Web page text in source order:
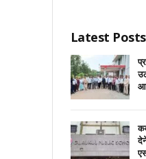
Latest Posts